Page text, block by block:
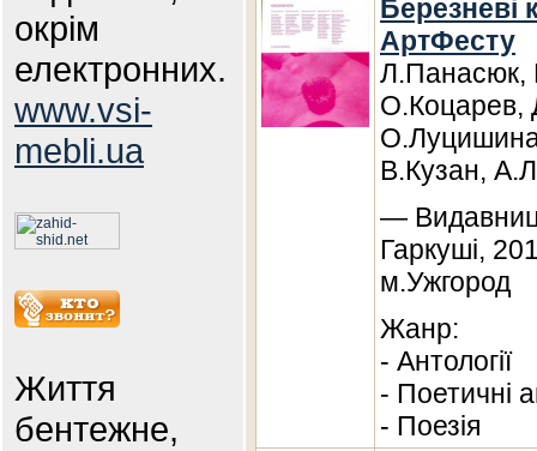
окрім
електронних.
www.vsi-
mebli.ua
Життя
бентежне,
Березневі
АртФесту
Л.Панасюк,
О.Коцарев,
В.Кузан,
—
Гаркуші,
м.Ужгород
Жанр:
- Антології
- Поетичні
- Поезія